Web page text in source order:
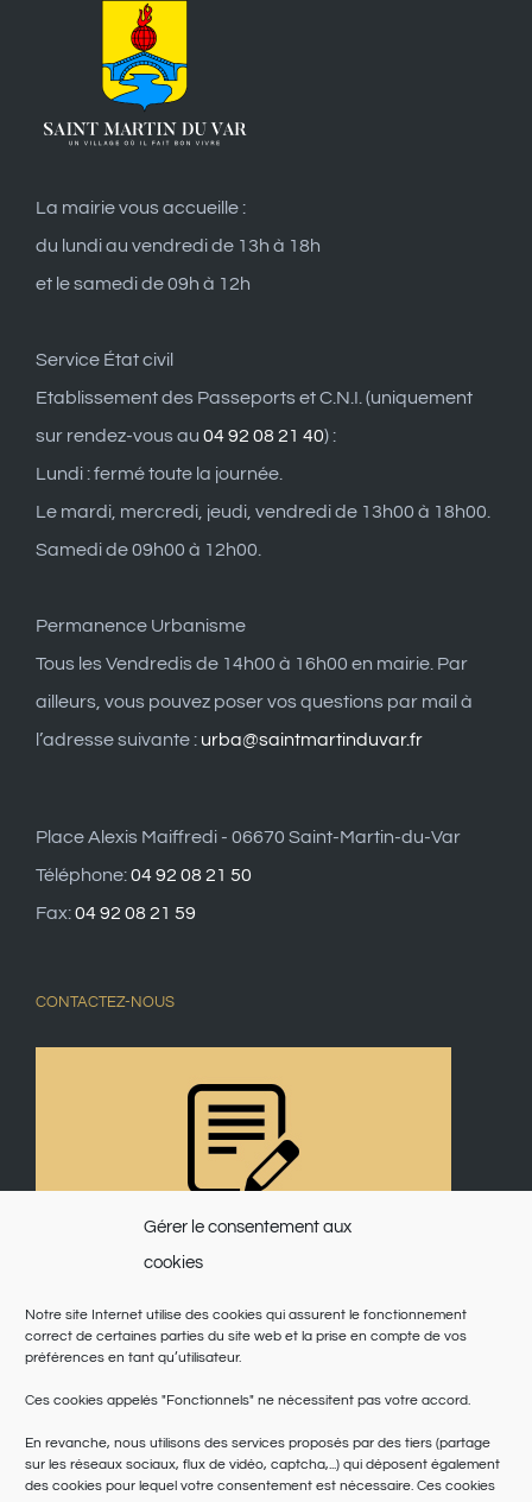
Gérer le consentement aux
cookies
Notre site Internet utilise des cookies qui assurent le fonctionnement
correct de certaines parties du site web et la prise en compte de vos
préférences en tant qu’utilisateur.
Ces cookies appelés "Fonctionnels" ne nécessitent pas votre accord.
En revanche, nous utilisons des services proposés par des tiers (partage
sur les réseaux sociaux, flux de vidéo, captcha,...) qui déposent également
des cookies pour lequel votre consentement est nécessaire. Ces cookies
La mairie vous accueille :
du lundi au vendredi de 13h à 18h
et le samedi de 09h à 12h
Service État civil
Etablissement des Passeports et C.N.I. (uniquement
sur rendez-vous au 04 92 08 21 40) :
Lundi : fermé toute la journée.
Le mardi, mercredi, jeudi, vendredi de 13h00 à 18h00.
Samedi de 09h00 à 12h00.
Permanence Urbanisme
Tous les Vendredis de 14h00 à 16h00 en mairie. Par
ailleurs, vous pouvez poser vos questions par mail à
l’adresse suivante : urba@saintmartinduvar.fr
Place Alexis Maiffredi - 06670 Saint-Martin-du-Var
Téléphone:04 92 08 21 50
Fax:04 92 08 21 59
CONTACTEZ-NOUS